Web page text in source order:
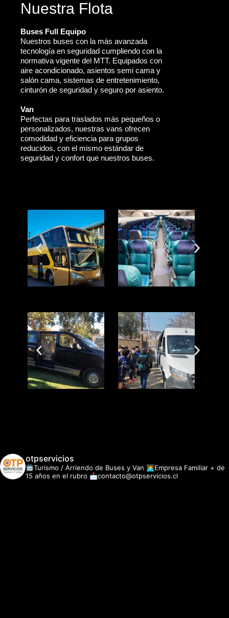
Nuestra Flota
Buses Full Equipo
Nuestros buses con la más avanzada
tecnología en seguridad cumpliendo con la
normativa vigente del MTT. Equipados con
aire acondicionado, asientos semi cama y
salón cama, sistemas de entretenimiento,
cinturón de seguridad y seguro por asiento.
Van
Perfectas para traslados más pequeños o
personalizados, nuestras vans ofrecen
comodidad y eficiencia para grupos
reducidos, con el mismo estándar de
seguridad y confort que nuestros buses.
otpservicios
🚍Turismo / Arriendo de Buses y Van 👩‍💻Empresa Familiar + de
15 años en el rubro 📩contacto@otpservicios.cl